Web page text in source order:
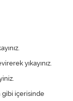
yıkayınız.
gibi içerisinde